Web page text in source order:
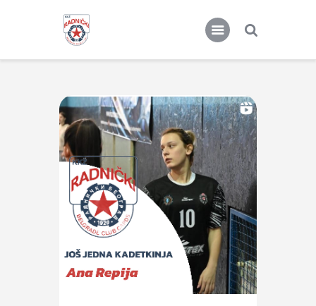
KKŽ Radnički
Seniorke
Novosti
Kontakt